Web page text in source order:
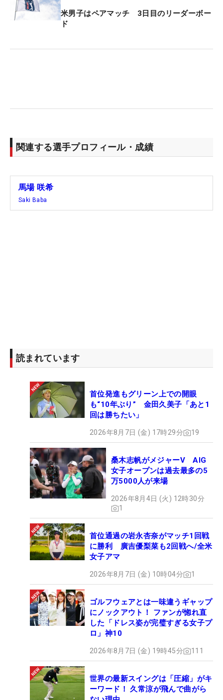
17番も悔しい。フェアウェイのいいアングルから9
番アイアンで狙った2打目が、グリーン左奥のカラ
チ難しくて、今の自分じゃムリだと思った。きょう
も次のメジャーに向けて改善できる点。マイナスに
学びを繰り返し、少しずつ成長していく。（文・笠
米男子はペアマッチ 3日目のリーダーボー
ド
関連する選手プロフィール・成績
馬場 咲希
Saki Baba
読まれています
首位発進もグリーン上での開眼
も“10年ぶり” 金田久美子「あと1
回は勝ちたい」
2026年8月7日 (金) 17時29分 19
桑木志帆がメジャーV AIG
女子オープンは過去最多の5
万5000人が来場
2026年8月4日 (火) 12時30分
1
首位通過の岩永杏奈がマッチ1回戦
に勝利 廣吉優梨菜も2回戦へ/全米
女子アマ
2026年8月7日 (金) 10時04分 1
ゴルフウェアとは一味違うギャップ
にノックアウト！ ファンが惚れ直
した「ドレス姿が完璧すぎる女子プ
ロ」神10
2026年8月7日 (金) 19時45分 111
世界の最新スイングは「圧縮」がキ
ーワード！ 久常涼が飛んで曲がら